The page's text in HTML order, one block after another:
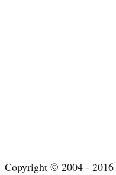
Copyright © 2004 - 2016